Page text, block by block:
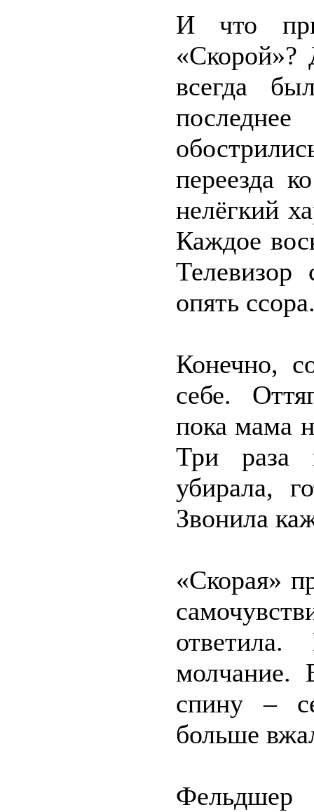
И что
всегда
переезда
нелёгкий
Каждое
опять
Конечно,
себе.
пока мама
Три раза
убирала,
Звонила
«Скорая»
молчание.
спину –
больше